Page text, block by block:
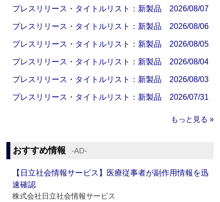
プレスリリース・タイトルリスト：新製品 2026/08/07
プレスリリース・タイトルリスト：新製品 2026/08/06
プレスリリース・タイトルリスト：新製品 2026/08/05
プレスリリース・タイトルリスト：新製品 2026/08/04
プレスリリース・タイトルリスト：新製品 2026/08/03
プレスリリース・タイトルリスト：新製品 2026/07/31
もっと見る »
おすすめ情報 ‐AD‐
【日立社会情報サービス】医療従事者が副作用情報を迅
速確認
株式会社日立社会情報サービス